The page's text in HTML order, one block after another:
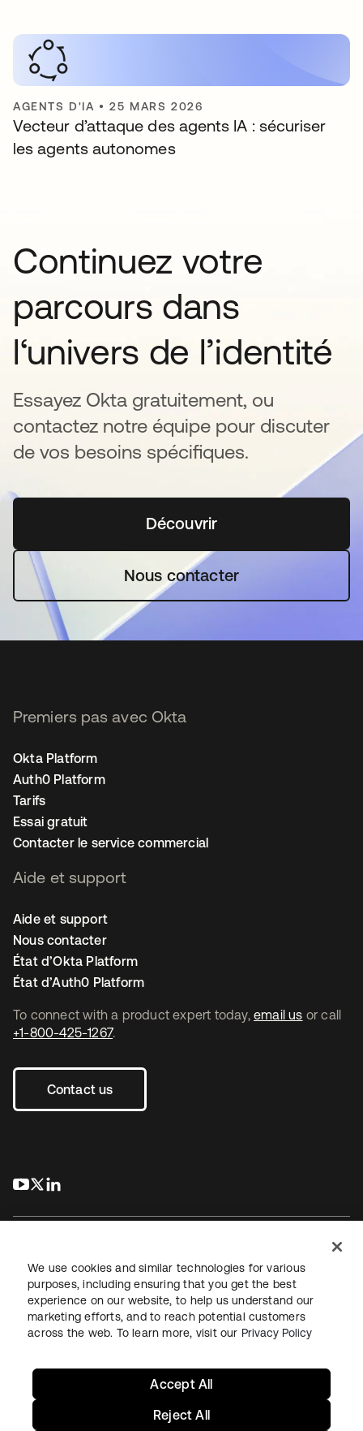
AGENTS D'IA •25 MARS 2026
Vecteur d’attaque des agents IA : sécuriser
les agents autonomes
Continuez votre
parcours dans
l‘univers de l’identité
Essayez Okta gratuitement, ou
contactez notre équipe pour discuter
de vos besoins spécifiques.
Découvrirs’ouvre dans un nouvel
Nous contacter
To connect with a product expert today, email us or call
+1-800-425-1267.
Contact us
s’ouvre dans un nouvel onglet
s’ouvre dans un nouvel onglet
Premiers pas avec Okta
Okta Platform
Auth0 Platform
Tarifs
Essai gratuit
Contacter le service commercial
Aide et support
Aide et support
Nous contacter
État d’Okta Platform
État d’Auth0 Platform
JuridiquePolitique de confidentialité
Conditions d’utilisation du siteSécuritéPlan du site
Paramètres des cookies
We use cookies and similar technologies for various
purposes, including ensuring that you get the best
experience on our website, to help us understand our
marketing efforts, and to reach potential customers
across the web. To learn more, visit our Privacy Policy
Reject All
Accept All